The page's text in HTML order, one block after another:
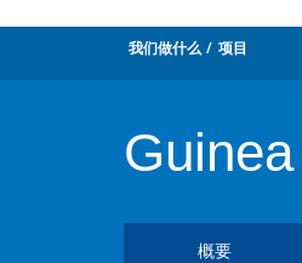
我们做什么 项目
概要